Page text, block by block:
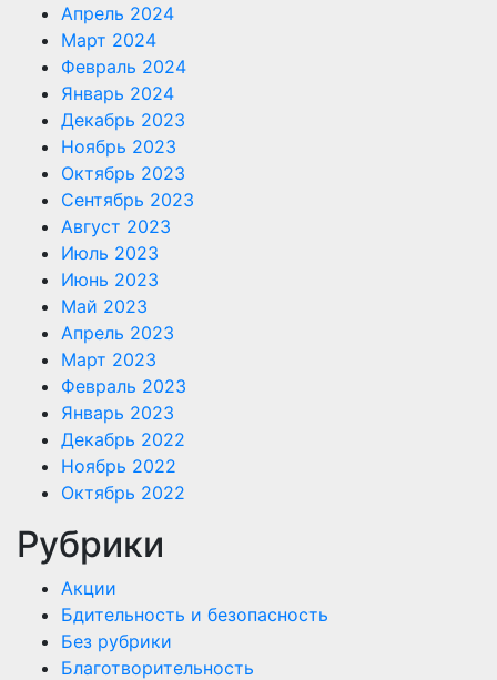
Апрель 2024
Март 2024
Февраль 2024
Январь 2024
Декабрь 2023
Ноябрь 2023
Октябрь 2023
Сентябрь 2023
Август 2023
Июль 2023
Июнь 2023
Май 2023
Апрель 2023
Март 2023
Февраль 2023
Январь 2023
Декабрь 2022
Ноябрь 2022
Октябрь 2022
Рубрики
Акции
Бдительность и безопасность
Без рубрики
Благотворительность